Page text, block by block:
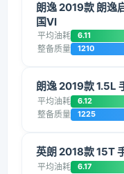
朗逸 2019款 朗逸
国VI
平均油耗 6.11
整备质量 1210
朗逸 2019款 1.5L
平均油耗 6.12
整备质量 1225
英朗 2018款 15T
平均油耗 6.17